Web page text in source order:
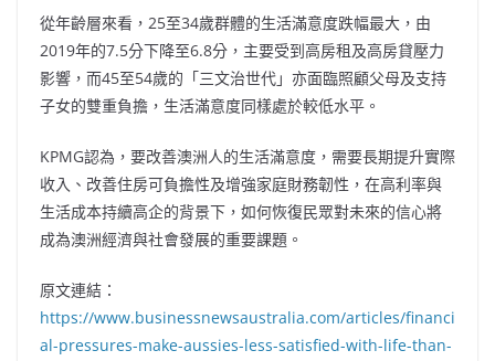
從年齡層來看，25至34歲群體的生活滿意度跌幅最大，由
2019年的7.5分下降至6.8分，主要受到高房租及高房貸壓力
影響，而45至54歲的「三文治世代」亦面臨照顧父母及支持
子女的雙重負擔，生活滿意度同樣處於較低水平。
KPMG認為，要改善澳洲人的生活滿意度，需要長期提升實際
收入、改善住房可負擔性及增強家庭財務韌性，在高利率與
生活成本持續高企的背景下，如何恢復民眾對未來的信心將
成為澳洲經濟與社會發展的重要課題。
原文連結：
https://www.businessnewsaustralia.com/articles/financi
al-pressures-make-aussies-less-satisfied-with-life-than-